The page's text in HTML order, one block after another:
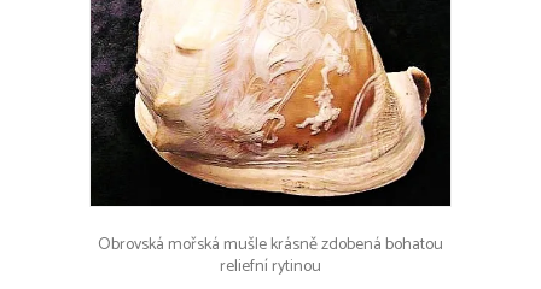
Obrovská mořská mušle krásně zdobená bohatou
reliefní rytinou